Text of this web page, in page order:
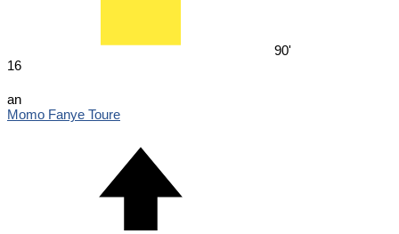
90'
16
an
Momo Fanye Toure